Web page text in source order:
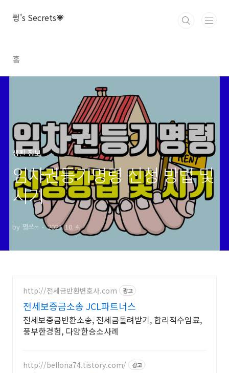
쩡's Secrets💗
홈
생활 정보
임차권등기명령 신청 방법 및
시기
by 쩡쓰ෆ 2023. 10. 4.
http://전세금반환변호사.com 광고
전세보증금소송 JCL파트너스
전세보증금반환소송, 전세금돌려받기, 합리적수임료,
풍부한경험, 다양한승소사례
http://bellona74.tistory.com/ 광고